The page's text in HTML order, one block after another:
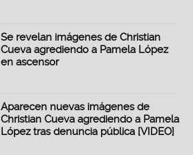
Se revelan imágenes de Christian
Cueva agrediendo a Pamela López
en ascensor
Aparecen nuevas imágenes de
Christian Cueva agrediendo a Pamela
López tras denuncia pública [VIDEO]